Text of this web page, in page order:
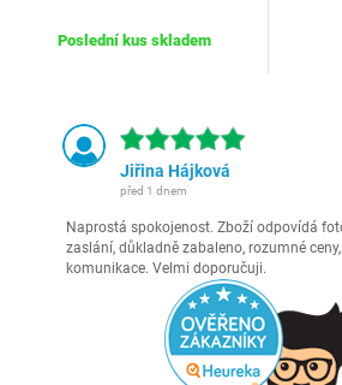
Poslední kus skladem
Jiřina Hájková
před 1 dnem
Naprostá spokojenost. Zboží odpovídá
zaslání, důkladně zabaleno, rozumné
komunikace. Velmi doporučuji.